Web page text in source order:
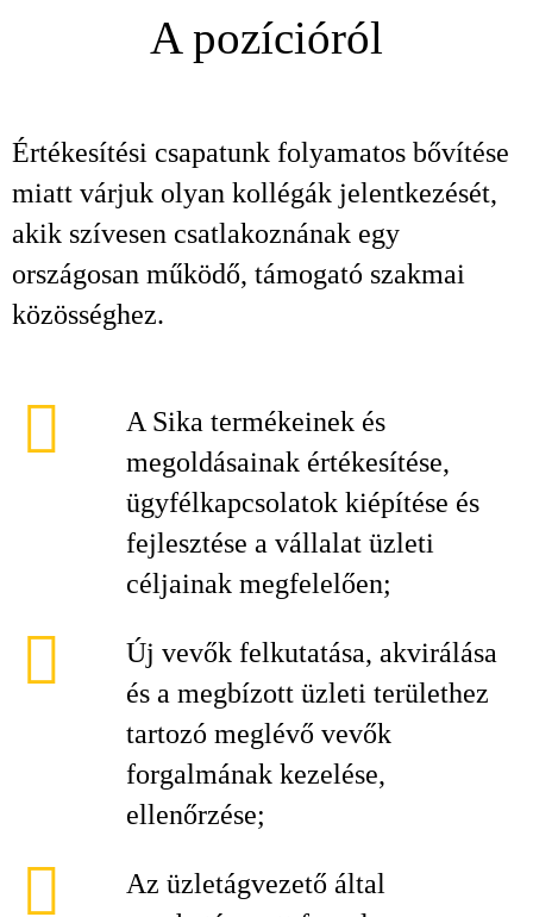
A pozícióról
Értékesítési csapatunk folyamatos bővítése
miatt várjuk olyan kollégák jelentkezését,
akik szívesen csatlakoznának egy
országosan működő, támogató szakmai
közösséghez.
A Sika termékeinek és
megoldásainak értékesítése,
ügyfélkapcsolatok kiépítése és
fejlesztése a vállalat üzleti
céljainak megfelelően;
Új vevők felkutatása, akvirálása
és a megbízott üzleti területhez
tartozó meglévő vevők
forgalmának kezelése,
ellenőrzése;
Az üzletágvezető által